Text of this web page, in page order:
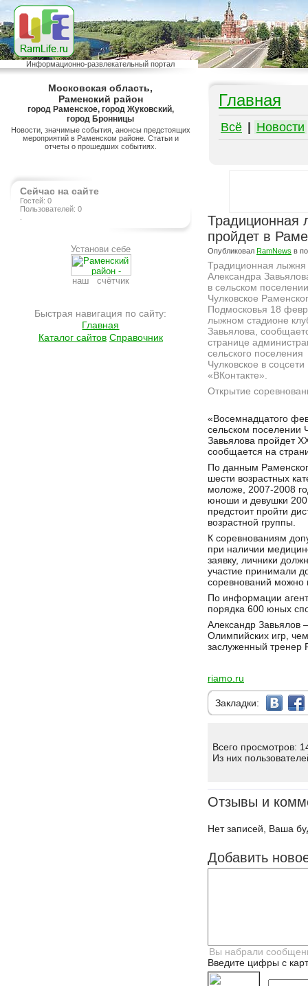
Информационно-развлекательный портал
Московская область,
Раменский район
город Раменское, город Жуковский,
город Бронницы
Новости, значимые события, анонсы предстоящих
мероприятий в Раменском районе. Статьи и
отчеты о прошедших событиях.
Сейчас на сайте
Гостей: 0
Пользователей: 0
Установи себе
наш счётчик
Быстрая навигация по сайту:
Главная
Каталог сайтов Справочник
Главная
Всё Новости
Традиционная
пройдет в
Опубликовал RamNews в
Традиционная
Александра
в сельском поселении
Чулковское
Подмосковья 18
лыжном стадионе
Завьялова,
странице
сельского поселения
Чулковское в соцсети
«ВКонтакте».
Открытие
«Восемнадцатого
сельском поселении
Завьялова пройдет
сообщается на
По данным
шести возрастных
моложе, 2007-2008
юноши и девушки
предстоит пройти
возрастной группы.
К соревнованиям
при наличии
заявку, личники
участие принимали
соревнований можно
По информации
порядка 600 юных
Александр Завьялов
Олимпийских игр,
заслуженный тренер
riamo.ru
Закладки:
Всего просмотров:
Из них
Отзывы и
Нет записей, Ваша
Добавить
Введите цифры с